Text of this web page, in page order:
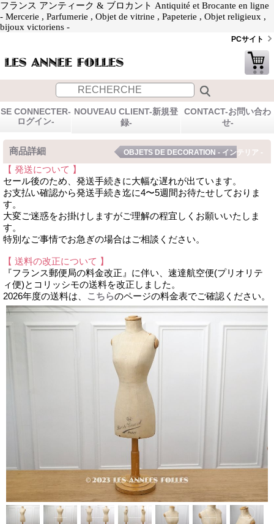
フランス アンティーク & ブロカント Antiquité et Brocante en ligne
- Mercerie , Parfumerie , Objet de vitrine , Papeterie , Objet religieux ,
bijoux victoriens -
PCサイト
SE CONNECTER-
ログイン-
NOUVEAU CLIENT-新規登
録-
CONTACT-お問い合わ
せ-
商品詳細 OBJETS DE DECORATION - インテリア -
【 発送について 】
セール後のため、発送手続きに大幅な遅れが出ています。
お支払い確認から発送手続き迄に4〜5週間お待たせしておりま
す。
大変ご迷惑をお掛けしますがご理解の程宜しくお願いいたしま
す。
特別なご事情でお急ぎの場合はご相談ください。
【 送料の改正について 】
『フランス郵便局の料金改正』に伴い、速達航空便(プリオリテ
ィ便)とコリッシモの送料を改正しました。
2026年度の送料は、
こちらのページの料金表でご確認ください。